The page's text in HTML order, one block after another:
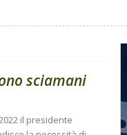
sciamani
il presidente